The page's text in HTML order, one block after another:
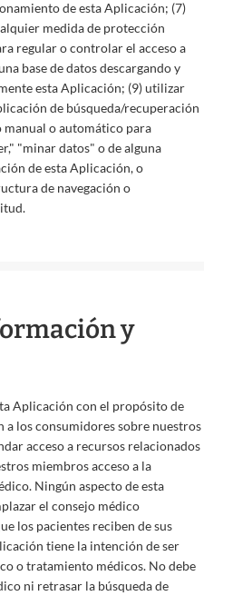
de esta Aplicación; (7)
medida de protección
regular o controlar el acceso a
base de datos descargando y
esta Aplicación; (9) utilizar
de búsqueda/recuperación
o automático para
"minar datos" o de alguna
de esta Aplicación, o
de navegación o
y
Aplicación con el propósito de
los consumidores sobre nuestros
acceso a recursos relacionados
miembros acceso a la
Ningún aspecto de esta
el consejo médico
los pacientes reciben de sus
tiene la intención de ser
o tratamiento médicos. No debe
ni retrasar la búsqueda de